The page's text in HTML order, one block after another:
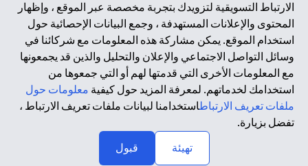
الارتباط التسويقية لتزويدك بتجربة مخصصة عبر الموقع ، وإظهار
المحتوى والإعلانات المستهدفة ، وجمع البيانات الإحصائية حول
استخدام الموقع. يمكن مشاركة هذه المعلومات مع شركائنا في
وسائل التواصل الاجتماعي والإعلان والتحليل والذين قد يجمعونها
مع المعلومات الأخرى التي قدمتها لهم أو التي جمعوها من
استخدامك لخدماتهم. لمعرفة المزيد حول كيفية معلومات حول
ملفات تعريف الارتباطاستخدامنا لبيانات ملفات تعريف الارتباط ،
تفضل بزيارة.
تهيئة
قبول
العامة \ قانون خصوصية نيوزيلندا). المحتوى الموجود في هذه
الصفحة ليس ولا ينبغي تفسيره على أنه عرض أو دعوة أو دعوة
لشراء أو بيع أي من المنتجات والخدمات المذكورة هنا لمثل هؤلاء
الأفراد.
*GDPR – اللائحة العامة لحماية البيانات؛ * LGPD – Lei Geral de
Proteção de Dados Pessoais ; *NZPA – قانون الخصوصية
النيوزيلندي
2025 citibank.ae